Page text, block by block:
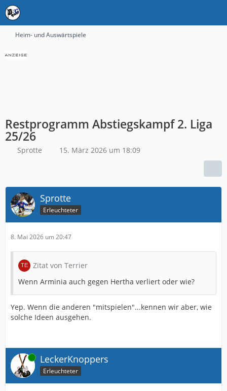
Heim- und Auswärtspiele
Restprogramm Abstiegskampf 2. Liga
25/26
Sprotte 15. März 2026 um 18:09
Sprotte
Erleuchteter
8. Mai 2026 um 20:47
Zitat von Terrier
Wenn Arminia auch gegen Hertha verliert oder wie?
Yep. Wenn die anderen "mitspielen"...kennen wir aber, wie
solche Ideen ausgehen.
Online LeckerKnoppers
Erleuchteter